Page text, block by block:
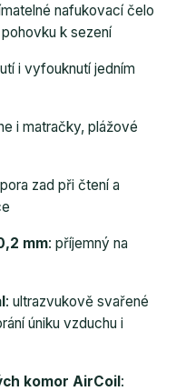
nafukovací čelo
k sezení
i vyfouknutí jedním
i matračky, plážové
zad při čtení a
mm: příjemný na
: ultrazvukově svařené
úniku vzduchu i
komor AirCoil: